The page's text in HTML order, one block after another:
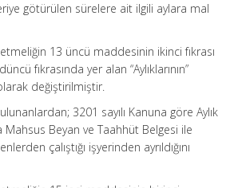
götürülen sürelere ait ilgili aylara mal
13 üncü maddesinin ikinci fıkrası
fıkrasında yer alan “Aylıklarının”
olarak değiştirilmiştir.
3201 sayılı Kanuna göre Aylık
Beyan ve Taahhüt Belgesi ile
çalıştığı işyerinden ayrıldığını